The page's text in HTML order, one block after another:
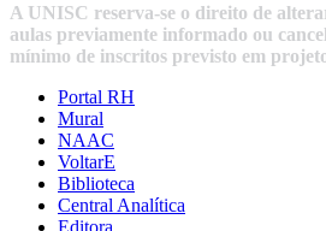
A UNISC reserva-se o direito de
aulas previamente informado ou
mínimo de inscritos previsto em
Portal RH
Mural
NAAC
VoltarE
Biblioteca
Central Analítica
Editora